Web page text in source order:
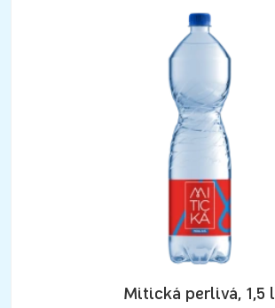
Mitická perlivá, 1,5 l